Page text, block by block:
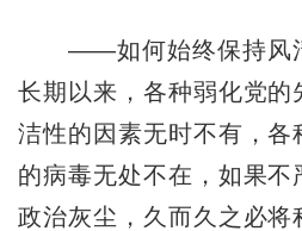
——如何始终保持风清
长期以来，各种弱化党
洁性的因素无时不有，各
的病毒无处不在，如果不
政治灰尘，久而久之必将